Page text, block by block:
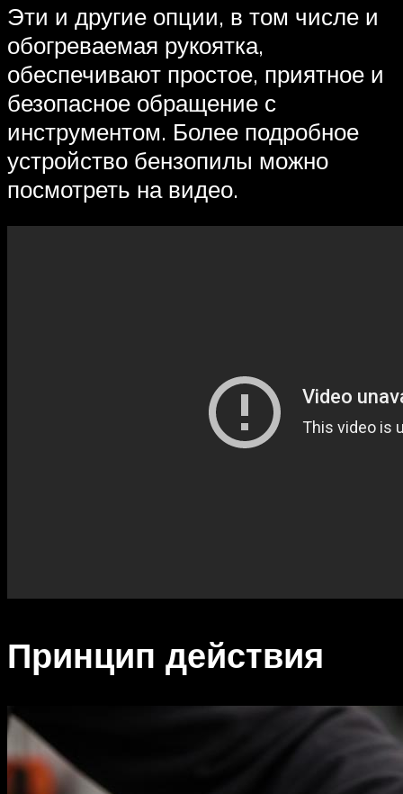
Эти и другие опции, в том числе и
обогреваемая рукоятка,
обеспечивают простое, приятное и
безопасное обращение с
инструментом. Более подробное
устройство бензопилы можно
посмотреть на видео.
Принцип действия